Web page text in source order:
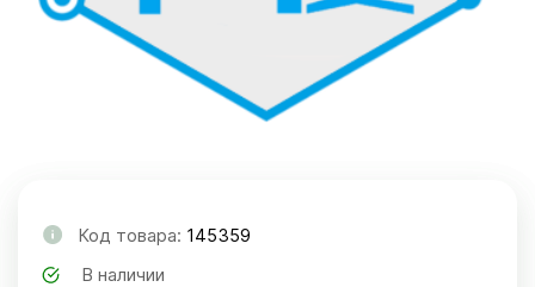
Код товара: 145359
В наличии